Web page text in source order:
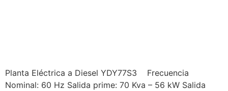
Planta Eléctrica a Diesel YDY77S3 Frecuencia
Nominal: 60 Hz Salida prime: 70 Kva – 56 kW Salida